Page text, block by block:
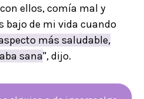
ellos, comía mal y
bajo de mi vida cuando
más saludable,
sana", dijo.